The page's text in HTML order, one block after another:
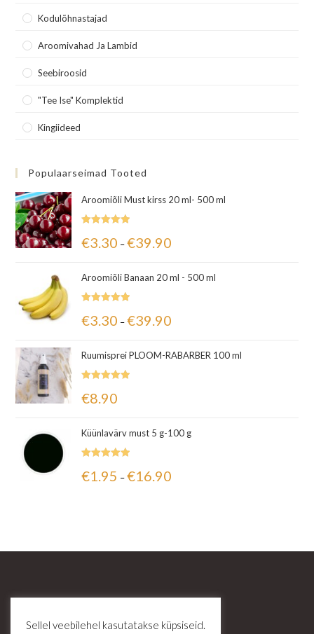
Kodulõhnastajad
Aroomivahad Ja Lambid
Seebiroosid
"Tee Ise" Komplektid
Kingiideed
Populaarseimad Tooted
Aroomiõli Must kirss 20 ml- 500 ml
5.00/ 5
€3.30 – €39.90
Aroomiõli Banaan 20 ml - 500 ml
5.00/ 5
€3.30 – €39.90
Ruumisprei PLOOM-RABARBER 100 ml
5.00/ 5
€8.90
Küünlavärv must 5 g-100 g
5.00/ 5
€1.95 – €16.90
Sellel veebilehel kasutatakse küpsiseid.